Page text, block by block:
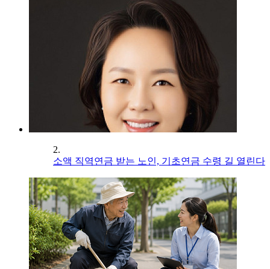
2.
소액 직역연금 받는 노인, 기초연금 수령 길 열린다